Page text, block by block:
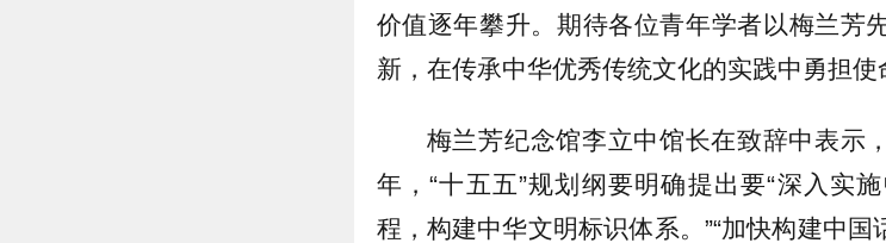
价值逐年攀升。期待各位青年学者以梅兰芳
新，在传承中华优秀传统文化的实践中勇担使
梅兰芳纪念馆李立中馆长在致辞中表示
年，“十五五”规划纲要明确提出要“深入实
程，构建中华文明标识体系。”“加快构建中